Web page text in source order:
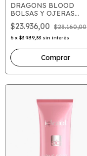
DRAGONS BLOOD
BOLSAS Y OJERAS
SERUM X 15
$23.936,00 $28.160,00
6 x $3.989,33 sin interés